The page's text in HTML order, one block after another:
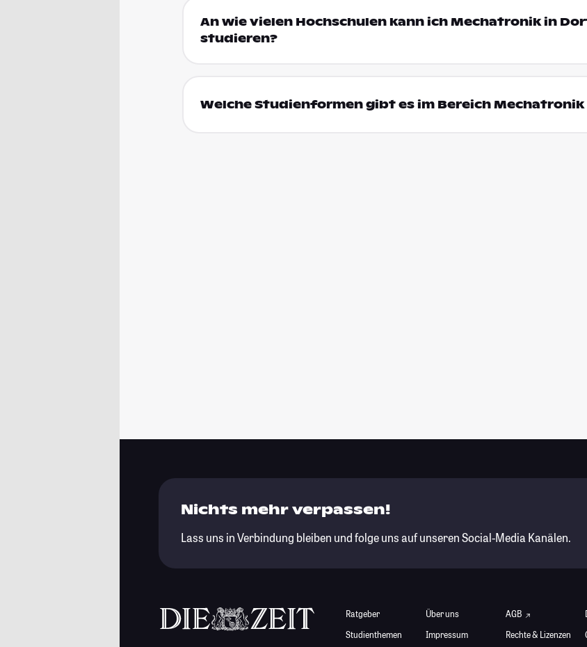
An wie vielen Hochschulen kann ich Mechatronik in
studieren?
Welche Studienformen gibt es im Bereich
Nichts mehr verpassen!
Lass uns in Verbindung bleiben und folge uns auf unseren Social-Media Kanälen.
Ratgeber
Studienthemen
Über uns
Impressum
AGB
Rechte & Lizenzen